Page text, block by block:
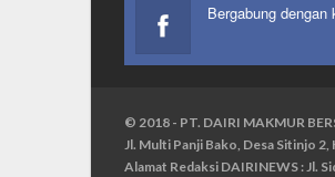
© 2018 - PT. DAIRI MAKMUR
Jl. Multi Panji Bako, Desa Sitinjo
Alamat Redaksi DAIRINEWS : Jl.